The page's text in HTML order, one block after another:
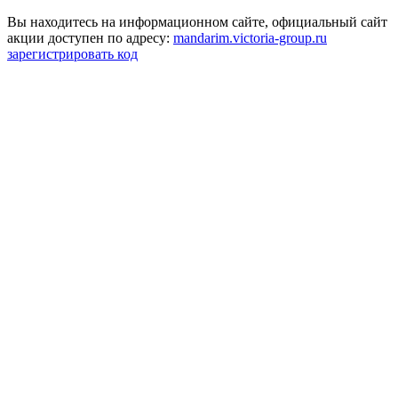
Вы находитесь на информационном сайте, официальный сайт
акции доступен по адресу: mandarim.victoria-group.ru
зарегистрировать код